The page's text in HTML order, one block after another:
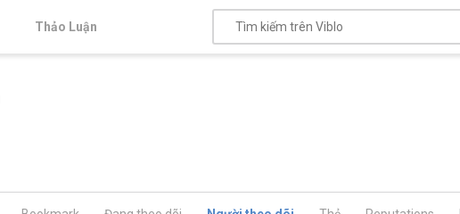
Thảo Luận